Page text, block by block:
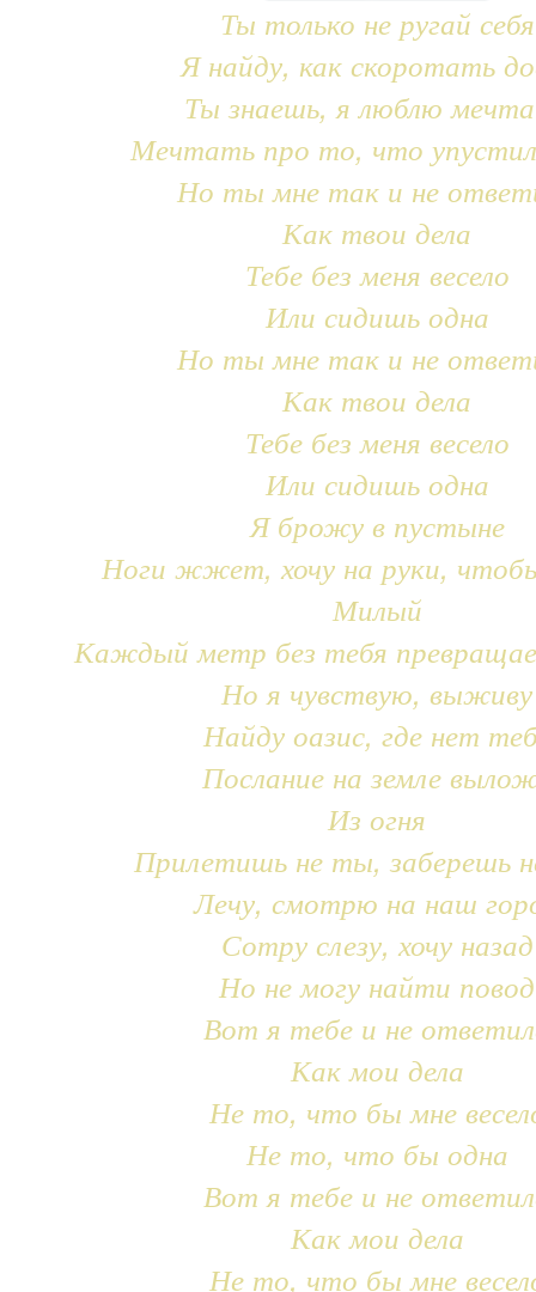
Ты только не ругай себя
Я найду, как скоротать
Ты знаешь, я люблю
Мечтать про то, что
Но ты мне так и не
Как твои дела
Тебе без меня весело
Или сидишь одна
Но ты мне так и не
Как твои дела
Тебе без меня весело
Или сидишь одна
Я брожу в пустыне
Ноги жжет, хочу на руки,
Милый
Каждый метр без тебя
Но я чувствую, выживу
Найду оазис, где нет
Послание на земле
Из огня
Прилетишь не ты, заберешь
Лечу, смотрю на наш
Сотру слезу, хочу назад
Но не могу найти повод
Вот я тебе и не
Как мои дела
Не то, что бы мне
Не то, что бы одна
Вот я тебе и не
Как мои дела
Не то, что бы мне